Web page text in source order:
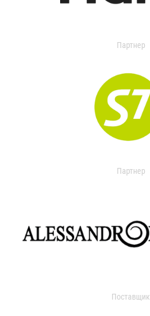
Партнер
Партнер
Поставщик